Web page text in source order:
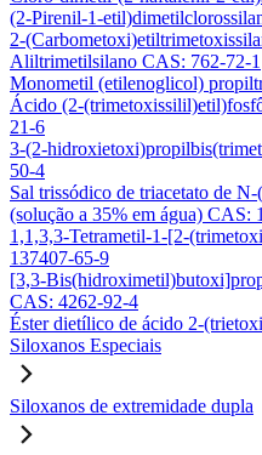
(2-Pirenil-1-
2-
Aliltrimetilsilano CAS: 762-72-1
Monometil (etilenoglicol)
Ácido (2-
21-6
3-(2-
50-4
Sal trissódico de triacetato de
(solução a 35% em água) CAS:
1,1,3,3-Tetrametil-1-[2-
137407-65-9
[3,3-
CAS: 4262-92-4
Éster dietílico de ácido 2-
Siloxanos Especiais
Siloxanos de extremidade dupla